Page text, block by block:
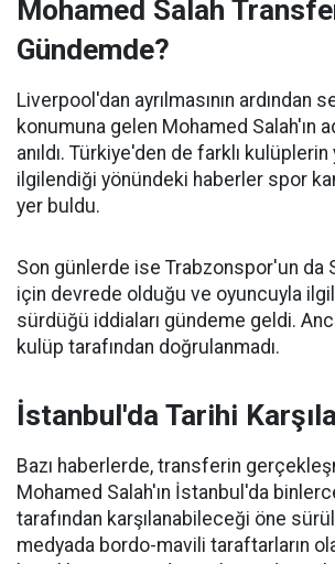
Mohamed Salah
Gündemde?
Liverpool'dan ayrılmasının ardından
konumuna gelen Mohamed Salah'ın
anıldı. Türkiye'den de farklı
ilgilendiği yönündeki haberler spor
yer buldu.
Son günlerde ise Trabzonspor'un da
için devrede olduğu ve oyuncuyla
sürdüğü iddiaları gündeme geldi.
kulüp tarafından doğrulanmadı.
İstanbul'da Tarihi
Bazı haberlerde, transferin
Mohamed Salah'ın İstanbul'da
tarafından karşılanabileceği öne
medyada bordo-mavili taraftarların